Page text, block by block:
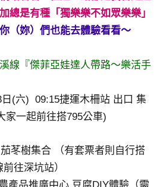
總是有種「獨樂樂不如眾樂樂」
（妳）們也能去體驗看看～
線『傑菲亞娃達人帶路～樂活手
日(六) 09:15捷運木柵站 出口 集
家一起前往搭795公車)
苳樹集合 （有套票者則自行搭
往深坑站）